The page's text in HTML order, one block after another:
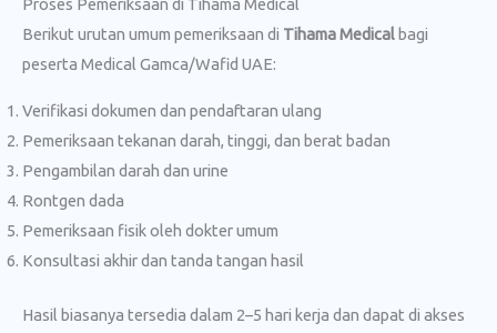
Proses Pemeriksaan di Tihama Medical
Berikut urutan umum pemeriksaan di Tihama Medical bagi
peserta Medical Gamca/Wafid UAE:
Verifikasi dokumen dan pendaftaran ulang
Pemeriksaan tekanan darah, tinggi, dan berat badan
Pengambilan darah dan urine
Rontgen dada
Pemeriksaan fisik oleh dokter umum
Konsultasi akhir dan tanda tangan hasil
Hasil biasanya tersedia dalam 2–5 hari kerja dan dapat di akses